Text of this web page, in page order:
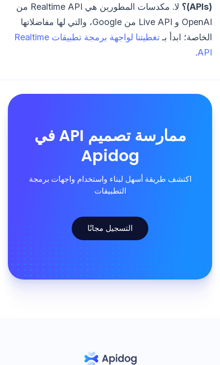
(APIs)؟
لا. مكدسات المطورين هي Realtime API من
OpenAI و Live API من Google، والتي لها مفاضلاتها
الخاصة؛ ابدأ بـ
تغطيتنا لواجهة برمجة تطبيقات Realtime
API
.
ممارسة تصميم API في
Apidog
اكتشف طريقة أسهل لبناء واستخدام واجهات برمجة
التطبيقات
التسجيل مجانًا